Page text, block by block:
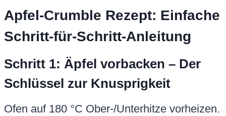
Apfel-Crumble Rezept: Einfache
Schritt-für-Schritt-Anleitung
Schritt 1: Äpfel vorbacken – Der
Schlüssel zur Knusprigkeit
Ofen auf 180 °C Ober-/Unterhitze vorheizen.